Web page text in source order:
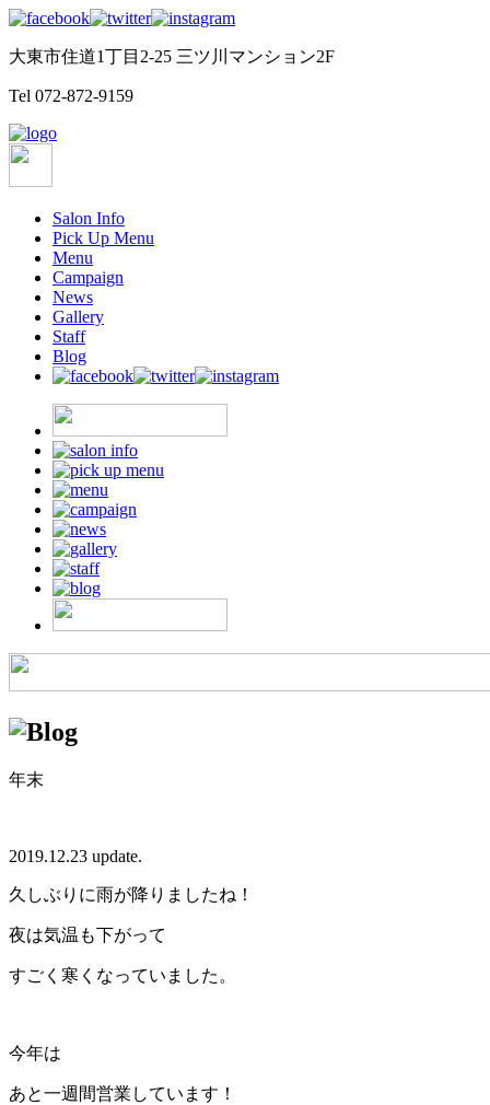
大東市住道1丁目2-25 三ツ川マンション2F
Tel 072-872-9159
Salon Info
Pick Up Menu
Menu
Campaign
News
Gallery
Staff
Blog
年末
2019.12.23 update.
久しぶりに雨が降りましたね！
夜は気温も下がって
すごく寒くなっていました。
今年は
あと一週間営業しています！